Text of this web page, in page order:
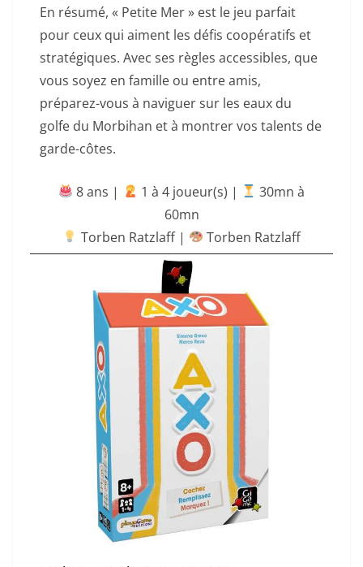
En résumé, « Petite Mer » est le jeu parfait
pour ceux qui aiment les défis coopératifs et
stratégiques. Avec ses règles accessibles, que
vous soyez en famille ou entre amis,
préparez-vous à naviguer sur les eaux du
golfe du Morbihan et à montrer vos talents de
garde-côtes.
8 ans | ‍ 1 à 4 joueur(s) |
30mn à
60mn
Torben Ratzlaff |
Torben Ratzlaff